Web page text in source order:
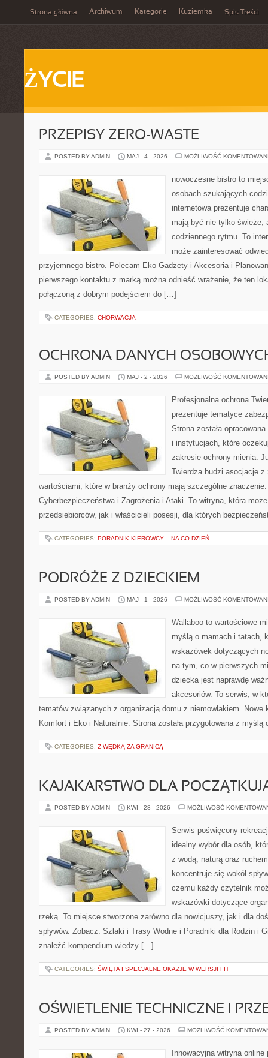
Strona główna Archiwum Kategorie Kuziemka Spis Treści
ŻYCIE
PRZEPISY ZERO-WASTE
POSTED BY ADMIN MAJ - 4 - 2026 MOŻLIWOŚĆ
nowoczesne bistro to
osobach szukających
internetowa prezentuje
mają być nie tylko świeże,
codziennego rytmu. To
może zainteresować
przyjemnego bistro. Polecam Eko Gadżety i Akcesoria i
pierwszego kontaktu z marką można odnieść wrażenie, że ten
połączoną z dobrym podejściem do […]
CATEGORIES: CHORWACJA
OCHRONA DANYCH
POSTED BY ADMIN MAJ - 2 - 2026 MOŻLIWOŚĆ
Profesjonalna ochrona
prezentuje tematyce
Strona została
i instytucjach, które
zakresie ochrony mienia.
Twierdza budzi asocjacje
wartościami, które w branży ochrony mają szczególne
Cyberbezpieczeństwa i Zagrożenia i Ataki. To witryna, która
przedsiębiorców, jak i właścicieli posesji, dla których
CATEGORIES: PORADNIK KIEROWCY – NA CO DZIEŃ
PODRÓŻE Z DZIECKIEM
POSTED BY ADMIN MAJ - 1 - 2026 MOŻLIWOŚĆ
Wallaboo to wartościowe
myślą o mamach i tatach,
wskazówek dotyczących
na tym, co w pierwszych
dziecka jest naprawdę
akcesoriów. To serwis, w
tematów związanych z organizacją domu z niemowlakiem. Nowe
Komfort i Eko i Naturalnie. Strona została przygotowana z
CATEGORIES: Z WĘDKĄ ZA GRANICĄ
KAJAKARSTWO DLA
POSTED BY ADMIN KWI - 28 - 2026 MOŻLIWOŚĆ
Serwis poświęcony
idealny wybór dla osób,
z wodą, naturą oraz
koncentruje się wokół
czemu każdy czytelnik
wskazówki dotyczące
rzeką. To miejsce stworzone zarówno dla nowicjuszy, jak i dla
spływów. Zobacz: Szlaki i Trasy Wodne i Poradniki dla Rodzin i
znaleźć kompendium wiedzy […]
CATEGORIES: ŚWIĘTA I SPECJALNE OKAZJE W WERSJI FIT
OŚWIETLENIE TECHNICZNE I
POSTED BY ADMIN KWI - 27 - 2026 MOŻLIWOŚĆ
Innowacyjna witryna